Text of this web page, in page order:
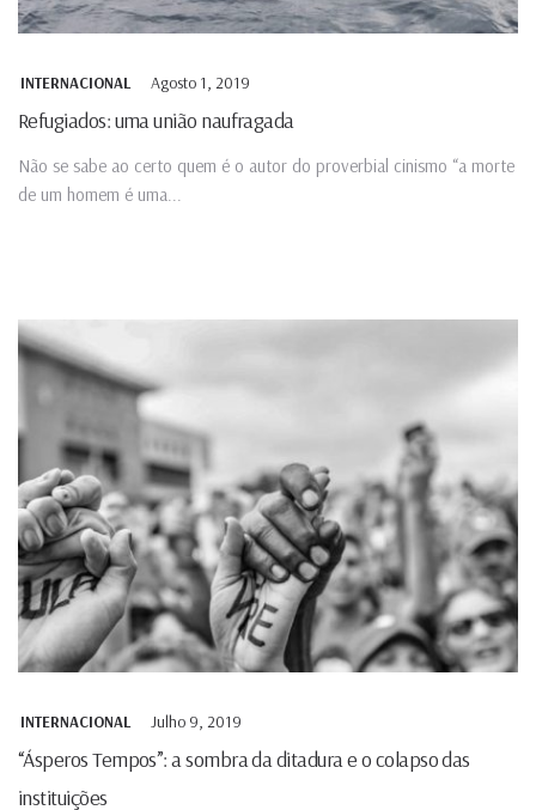
INTERNACIONAL Agosto 1, 2019
Refugiados: uma união naufragada
Não se sabe ao certo quem é o autor do proverbial cinismo “a morte
de um homem é uma...
INTERNACIONAL Julho 9, 2019
“Ásperos Tempos”: a sombra da ditadura e o colapso das
instituições